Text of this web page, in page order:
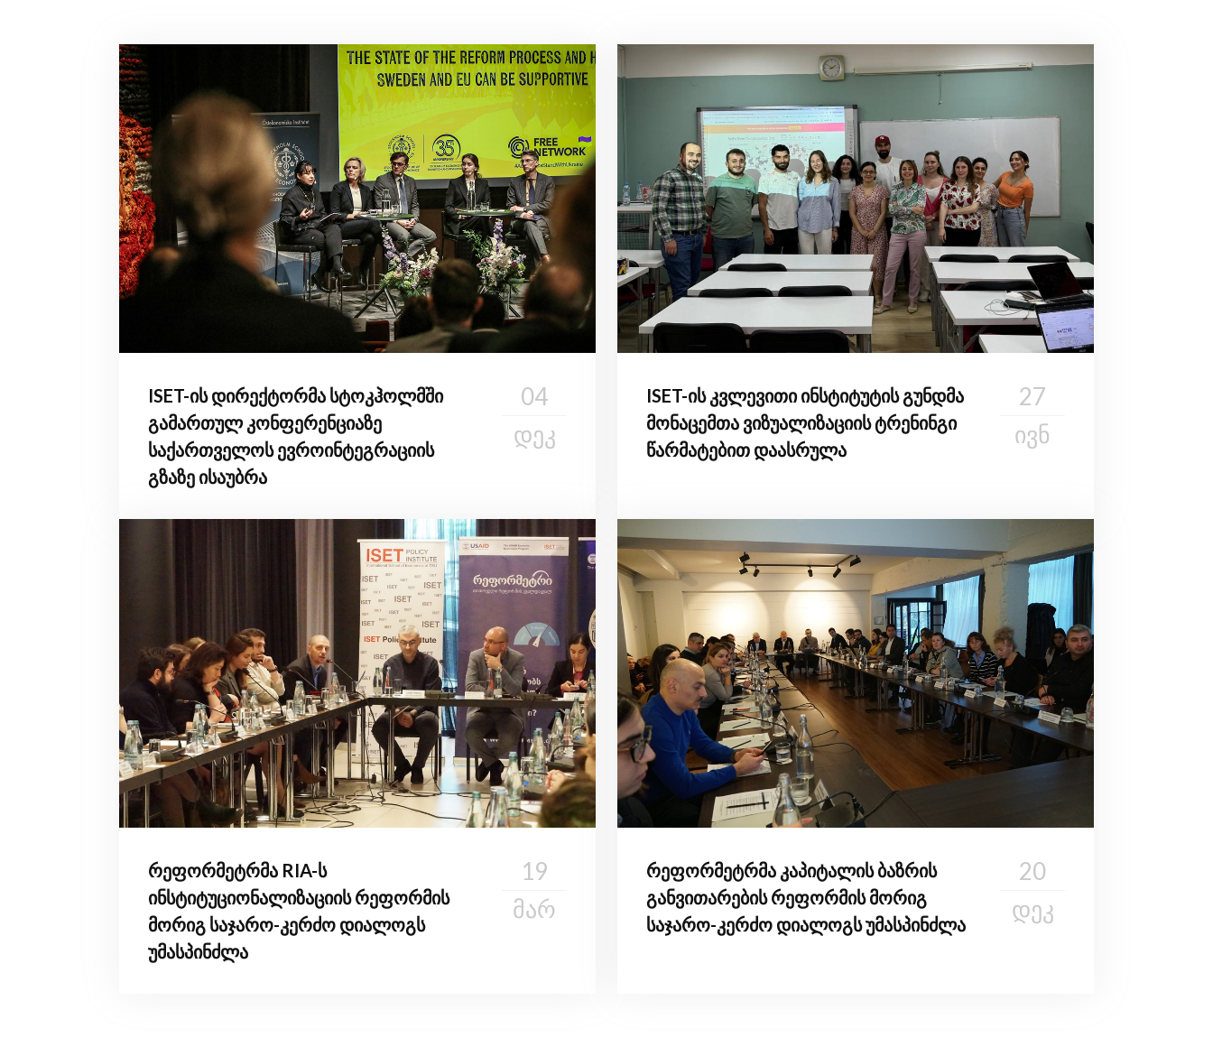
ISET-ის დირექტორმა სტოკჰოლმში
გამართულ კონფერენციაზე
საქართველოს ევროინტეგრაციის
გზაზე ისაუბრა
04
ᲓᲔᲙ
ISET-ის კვლევითი ინსტიტუტის გუნდმა
მონაცემთა ვიზუალიზაციის ტრენინგი
წარმატებით დაასრულა
27
ᲘᲕᲜ
რეფორმეტრმა RIA-ს
ინსტიტუციონალიზაციის რეფორმის
მორიგ საჯარო-კერძო დიალოგს
უმასპინძლა
19
ᲛᲐᲠ
რეფორმეტრმა კაპიტალის ბაზრის
განვითარების რეფორმის მორიგ
საჯარო-კერძო დიალოგს უმასპინძლა
20
ᲓᲔᲙ